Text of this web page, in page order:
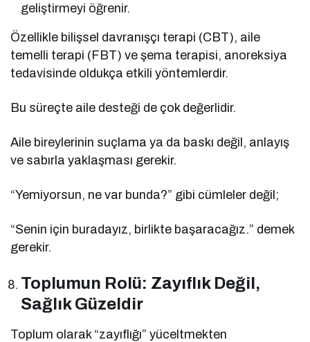
geliştirmeyi öğrenir.
Özellikle bilişsel davranışçı terapi (CBT), aile
temelli terapi (FBT) ve şema terapisi, anoreksiya
tedavisinde oldukça etkili yöntemlerdir.
Bu süreçte aile desteği de çok değerlidir.
Aile bireylerinin suçlama ya da baskı değil, anlayış
ve sabırla yaklaşması gerekir.
“Yemiyorsun, ne var bunda?” gibi cümleler değil;
“Senin için buradayız, birlikte başaracağız.” demek
gerekir.
Toplumun Rolü: Zayıflık Değil,
Sağlık Güzeldir
Toplum olarak “zayıflığı” yüceltmekten